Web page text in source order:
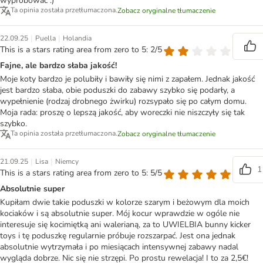
Ta opinia została przetłumaczona.Zobacz oryginalne tłumaczenie
22.09.25 | Puella | Holandia
This is a stars rating area from zero to 5: 2/5
Fajne, ale bardzo słaba jakość!
Moje koty bardzo je polubiły i bawiły się nimi z zapałem. Jednak jakość
jest bardzo słaba, obie poduszki do zabawy szybko się podarły, a
wypełnienie (rodzaj drobnego żwirku) rozsypało się po całym domu.
Moja rada: proszę o lepszą jakość, aby woreczki nie niszczyły się tak
szybko.
Ta opinia została przetłumaczona.Zobacz oryginalne tłumaczenie
21.09.25 | Lisa | Niemcy
This is a stars rating area from zero to 5: 5/5
1
Absolutnie super
Kupiłam dwie takie poduszki w kolorze szarym i beżowym dla moich
kociaków i są absolutnie super. Mój kocur wprawdzie w ogóle nie
interesuje się kocimiętką ani walerianą, za to UWIELBIA bunny kicker
toys i tę poduszkę regularnie próbuje rozszarpać. Jest ona jednak
absolutnie wytrzymała i po miesiącach intensywnej zabawy nadal
wygląda dobrze. Nic się nie strzępi. Po prostu rewelacja! I to za 2,5€!